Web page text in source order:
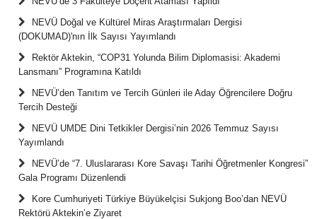
NEVÜ Doğal ve Kültürel Miras Araştırmaları Dergisi
(DOKUMAD)'nın İlk Sayısı Yayımlandı
Rektör Aktekin, “COP31 Yolunda Bilim Diplomasisi: Akademi
Lansmanı” Programına Katıldı
NEVÜ’den Tanıtım ve Tercih Günleri ile Aday Öğrencilere Doğru
Tercih Desteği
NEVÜ UMDE Dini Tetkikler Dergisi’nin 2026 Temmuz Sayısı
Yayımlandı
NEVÜ’de “7. Uluslararası Kore Savaşı Tarihi Öğretmenler Kongresi”
Gala Programı Düzenlendi
Kore Cumhuriyeti Türkiye Büyükelçisi Sukjong Boo’dan NEVÜ
Rektörü Aktekin’e Ziyaret